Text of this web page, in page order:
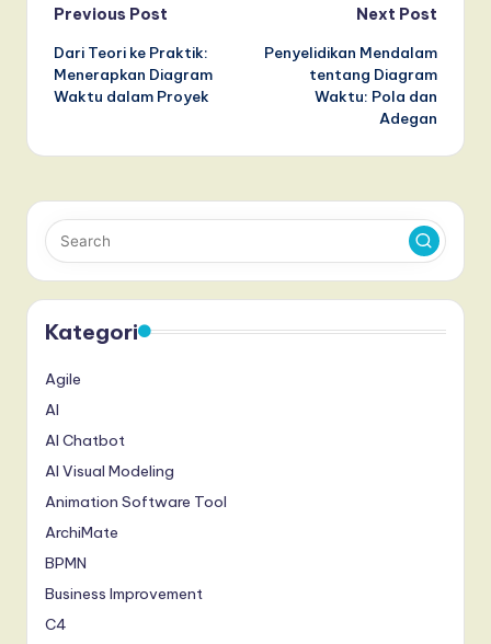
Post
navigation
Previous Post
Dari Teori ke Praktik:
Menerapkan Diagram
Waktu dalam Proyek
Next Post
Penyelidikan Mendalam
tentang Diagram
Waktu: Pola dan
Adegan
Kategori
Agile
AI
AI Chatbot
AI Visual Modeling
Animation Software Tool
ArchiMate
BPMN
Business Improvement
C4